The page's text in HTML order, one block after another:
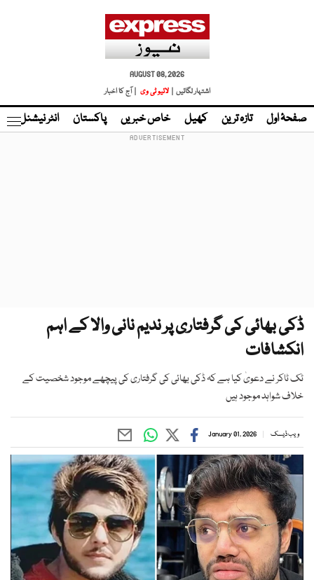
AUGUST 08, 2026
اشتہار لگائیں |
لائیو ٹی وی | آج کا اخبار
صفحۂ اول تازہ ترین کھیل خاص خبریں پاکستان انٹر نیشنل
ڈکی بھائی کی گرفتاری پر ندیم نانی والا کے اہم
انکشافات
ٹک ٹاکر نے دعویٰ کیا ہے کہ ڈکی بھائی کی گرفتاری کی پیچھے موجود شخصیت کے
خلاف شواہد موجود ہیں
ویب ڈیسک January 01, 2026